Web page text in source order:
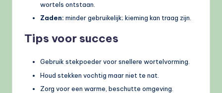
wortels ontstaan.
Zaden: minder gebruikelijk; kieming kan traag zijn.
Tips voor succes
Gebruik stekpoeder voor snellere wortelvorming.
Houd stekken vochtig maar niet te nat.
Zorg voor een warme, beschutte omgeving.